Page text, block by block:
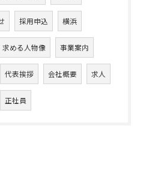
採用申込 横浜
求める人物像 事業案内
代表挨拶 会社概要 求人
正社員